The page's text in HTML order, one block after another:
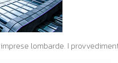
lombarde. I